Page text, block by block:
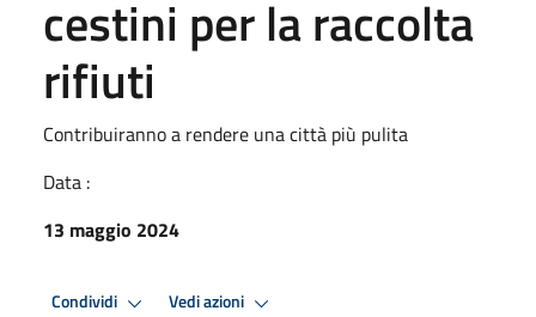
cestini per la raccolta
rifiuti
Contribuiranno a rendere una città più pulita
Data :
13 maggio 2024
Condividi Vedi azioni